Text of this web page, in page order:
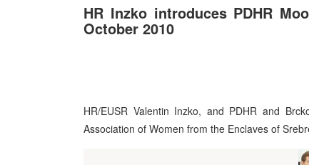
HR Inzko introduces PDHR
October 2010
HR/EUSR Valentin Inzko, and PDHR and
Association of Women from the Enclaves of